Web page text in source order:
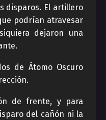
disparos. El artillero
podrían atravesar
dejaron una
de Átomo Oscuro
de frente, y para
del cañón ni la